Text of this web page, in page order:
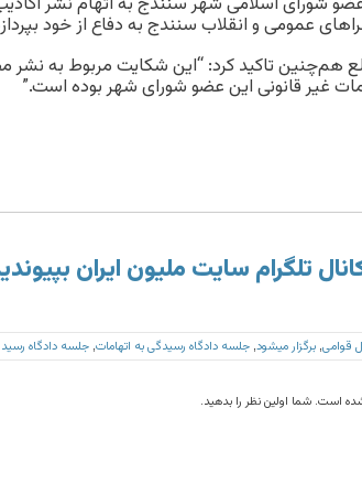
عمومی و انقلاب سنندج به دفاع از خود
هم‌چنین تاکید کرد: “این شکایت مربوط به نشر
غیر قانونی این عضو شورای شهر بوده است.”
تلگرام سایت ملیون ایران
قوامی برگزار میشود جلسه دادگاه رسیدگی به اتهامات جلسه دادگاه
است. شما اولین نظر را بدهید.